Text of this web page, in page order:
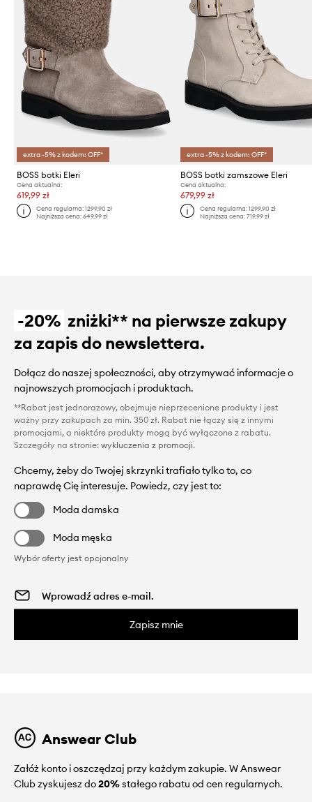
extra -5% z kodem: OFF*
BOSS botki Eleri
Cena aktualna:
619,99 zł
Cena regularna:1299,90 zł
Najniższa cena:649,99 zł
extra -5% z kodem: OFF*
BOSS botki zamszowe Eleri
Cena aktualna:
679,99 zł
Cena regularna: 1299,90 zł
Najniższa cena: 719,99 zł
-20% zniżki** na pierwsze zakupy
za zapis do newslettera.
Dołącz do naszej społeczności, aby otrzymywać informacje o
najnowszych promocjach i produktach.
**Rabat jest jednorazowy, obejmuje nieprzecenione produkty i jest
ważny przy zakupach za min. 350 zł. Rabat nie łączy się z innymi
promocjami, a niektóre produkty mogą być wyłączone z rabatu.
Szczegóły na stronie: wykluczenia z promocji.
Chcemy, żeby do Twojej skrzynki trafiało tylko to, co
naprawdę Cię interesuje. Powiedz, czy jest to:
Moda damska
Moda męska
Wybór oferty jest opcjonalny
Zapisz mnie
Answear Club
Załóż konto i oszczędzaj przy każdym zakupie. W Answear
Club zyskujesz do20%stałego rabatu od cen regularnych.